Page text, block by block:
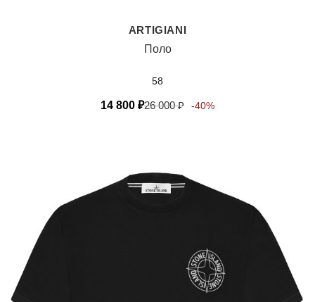
ARTIGIANI
Поло
58
14 800 ₽26 000₽ -40%